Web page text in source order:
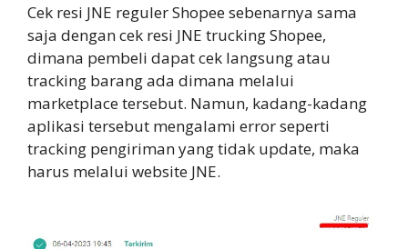
Cek resi JNE reguler Shopee sebenarnya sama
saja dengan cek resi JNE trucking Shopee,
dimana pembeli dapat cek langsung atau
tracking barang ada dimana melalui
marketplace tersebut. Namun, kadang-kadang
aplikasi tersebut mengalami error seperti
tracking pengiriman yang tidak update, maka
harus melalui website JNE.